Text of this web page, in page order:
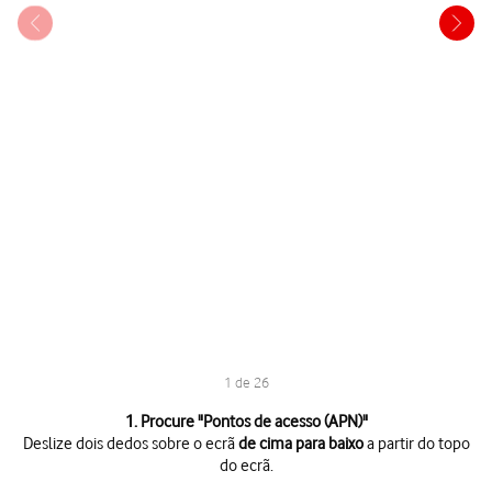
1 de 26
1. Procure "Pontos de acesso (APN)"
Deslize dois dedos sobre o ecrãde cima para baixoa partir do topo
do ecrã.